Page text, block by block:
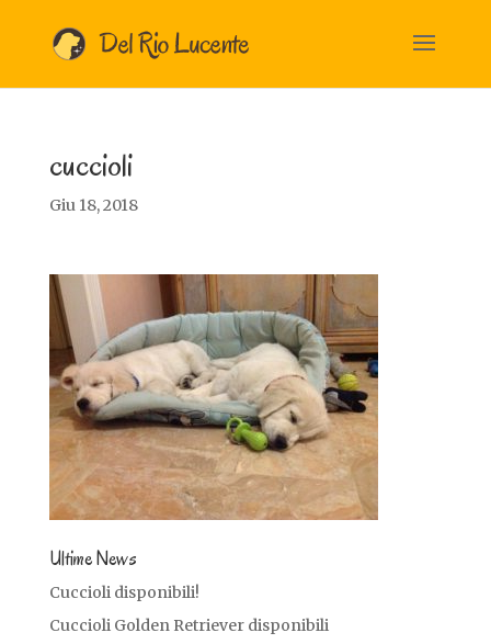
cuccioli
Giu 18, 2018
Ultime News
Cuccioli disponibili!
Cuccioli Golden Retriever disponibili